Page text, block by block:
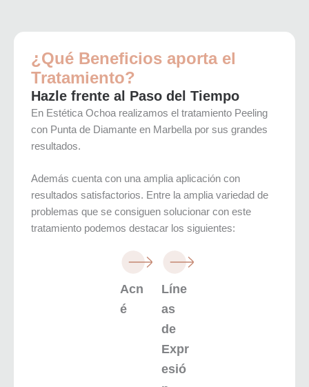
¿Qué Beneficios aporta el
Tratamiento?
Hazle frente al Paso del Tiempo
En Estética Ochoa realizamos el tratamiento Peeling
con Punta de Diamante en Marbella por sus grandes
resultados.
Además cuenta con una amplia aplicación con
resultados satisfactorios. Entre la amplia variedad de
problemas que se consiguen solucionar con este
tratamiento podemos destacar los siguientes:
Acn
é
Líne
as
de
Expr
esió